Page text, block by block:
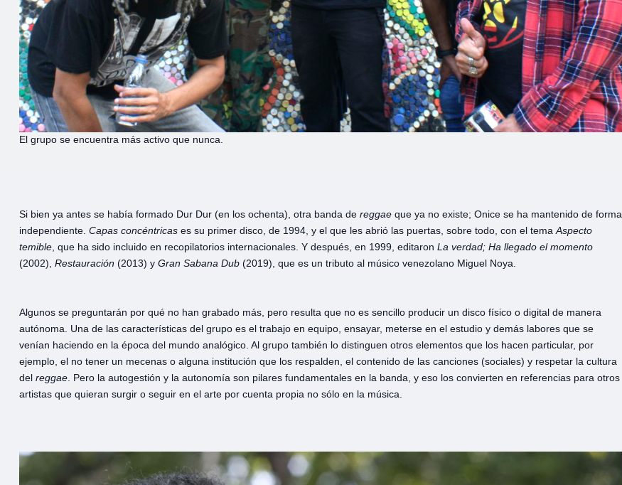
El grupo se encuentra más activo que nunca.
Si bien ya antes se había formado Dur Dur (en los ochenta), otra banda de reggae que ya no existe; Onice se ha mantenido de forma
independiente. Capas concéntricas es su primer disco, de 1994, y el que les abrió las puertas, sobre todo, con el tema Aspecto
temible , que ha sido incluido en recopilatorios internacionales. Y después, en 1999, editaron La verdad; Ha llegado el momento
(2002), Restauración (2013) y Gran Sabana Dub (2019), que es un tributo al músico venezolano Miguel Noya.
Algunos se preguntarán por qué no han grabado más, pero resulta que no es sencillo producir un disco físico o digital de manera
autónoma. Una de las características del grupo es el trabajo en equipo, ensayar, meterse en el estudio y demás labores que se
venían haciendo en la época del mundo analógico. Al grupo también lo distinguen otros elementos que los hacen particular, por
ejemplo, el no tener un mecenas o alguna institución que los respalden, el contenido de las canciones (sociales) y respetar la cultura
del reggae . Pero la autogestión y la autonomía son pilares fundamentales en la banda, y eso los convierten en referencias para otros
artistas que quieran surgir o seguir en el arte por cuenta propia no sólo en la música.